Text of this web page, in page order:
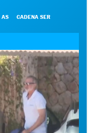
AS CADENA SER